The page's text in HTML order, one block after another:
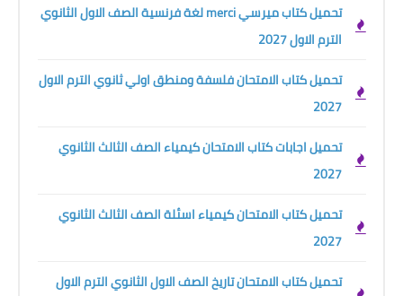
تحميل كتاب ميرسي merci لغة فرنسية الصف الاول الثانوي
الترم الاول 2027
تحميل كتاب الامتحان فلسفة ومنطق اولي ثانوي الترم الاول
2027
تحميل اجابات كتاب الامتحان كيمياء الصف الثالث الثانوي
2027
تحميل كتاب الامتحان كيمياء اسئلة الصف الثالث الثانوي
2027
تحميل كتاب الامتحان تاريخ الصف الاول الثانوي الترم الاول